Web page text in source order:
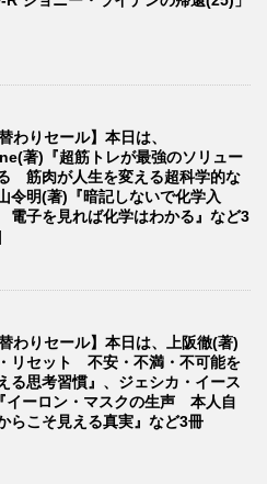
わりセール】本日は、
著)『超筋トレが最強のソリュー
筋肉が人生を変える超科学的な
令明(著)『暗記しないで化学入
子を見れば化学はわかる』など3
わりセール】本日は、上阪徹(著)
・リセット 不安・不満・不可能を
る思考習慣』、ジェシカ・イース
イーロン・マスクの生声 本人自
らこそ見える真実』など3冊